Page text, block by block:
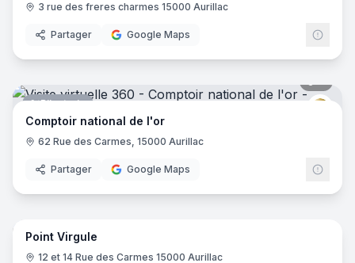
3 rue des freres charmes 15000 Aurillac
Partager Google Maps
Bijouterie
Comptoir national de l'or
62 Rue des Carmes, 15000 Aurillac
Partager Google Maps
Librairie
25
Point Virgule
12 et 14 Rue des Carmes 15000 Aurillac